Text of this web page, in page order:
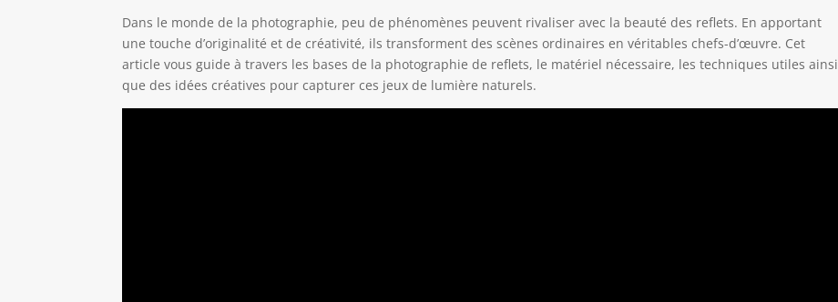
Dans le monde de la photographie, peu de phénomènes peuvent rivaliser avec la beauté des reflets. En apportant
une touche d’originalité et de créativité, ils transforment des scènes ordinaires en véritables chefs-d’œuvre. Cet
article vous guide à travers les bases de la photographie de reflets, le matériel nécessaire, les techniques utiles ainsi
que des idées créatives pour capturer ces jeux de lumière naturels.